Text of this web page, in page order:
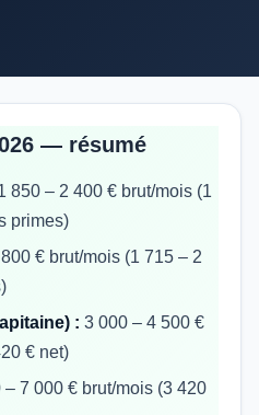
— résumé
850 – 2 400 € brut/mois (1
primes)
€ brut/mois (1 715 – 2
: 3 000 – 4 500 €
€ net)
– 7 000 € brut/mois (3 420